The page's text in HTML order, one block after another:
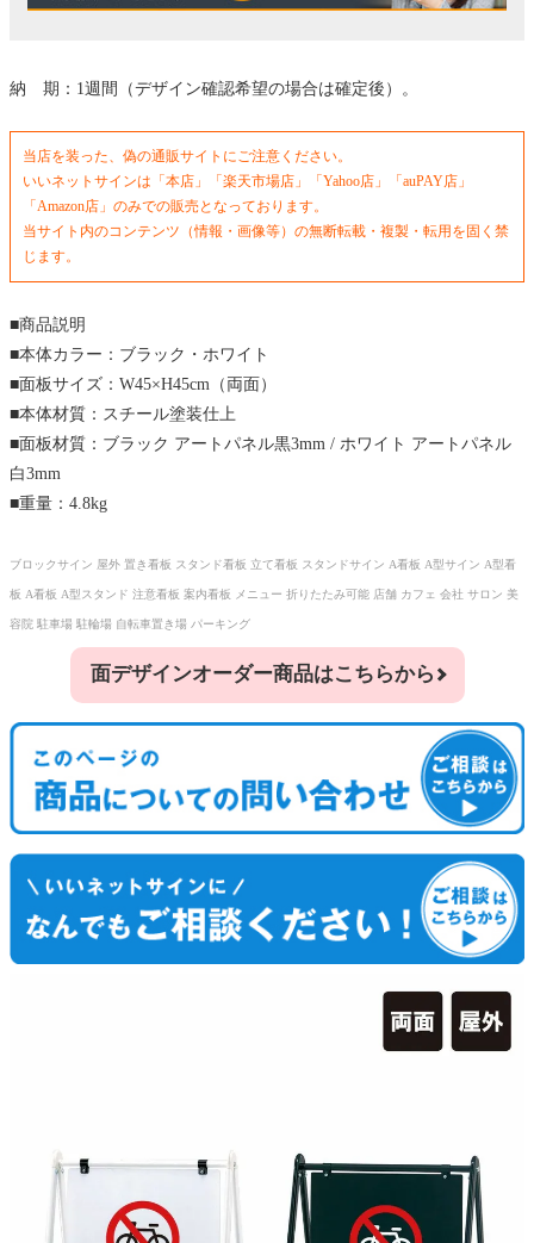
納 期：1週間（デザイン確認希望の場合は確定後）。
当店を装った、偽の通販サイトにご注意ください。
いいネットサインは「本店」「楽天市場店」「Yahoo店」「auPAY店」
「Amazon店」のみでの販売となっております。
当サイト内のコンテンツ（情報・画像等）の無断転載・複製・転用を固く禁
じます。
■商品説明
■本体カラー：ブラック・ホワイト
■面板サイズ：W45×H45cm（両面）
■本体材質：スチール塗装仕上
■面板材質：ブラック アートパネル黒3mm / ホワイト アートパネル
白3mm
■重量：4.8kg
ブロックサイン 屋外 置き看板 スタンド看板 立て看板 スタンドサイン A看板 A型サイン A型看
板 A看板 A型スタンド 注意看板 案内看板 メニュー 折りたたみ可能 店舗 カフェ 会社 サロン 美
容院 駐車場 駐輪場 自転車置き場 パーキング
面デザインオーダー商品はこちらから